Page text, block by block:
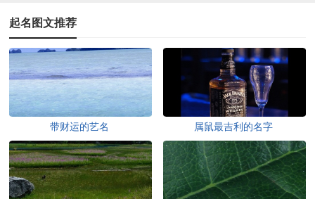
起名图文推荐
带财运的艺名 属鼠最吉利的名字